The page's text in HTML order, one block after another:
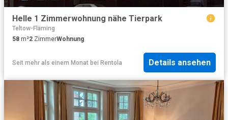
Helle 1 Zimmerwohnung nähe Tierpark
Teltow-Fläming
58 m²2 ZimmerWohnung
Seit mehr als einem Monat bei Rentola Details ansehen